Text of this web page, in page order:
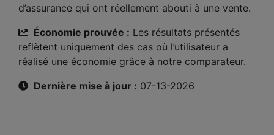
d’assurance qui ont réellement abouti à une vente.
Économie prouvée : Les résultats présentés
reflètent uniquement des cas où l’utilisateur a
réalisé une économie grâce à notre comparateur.
Dernière mise à jour : 07-13-2026